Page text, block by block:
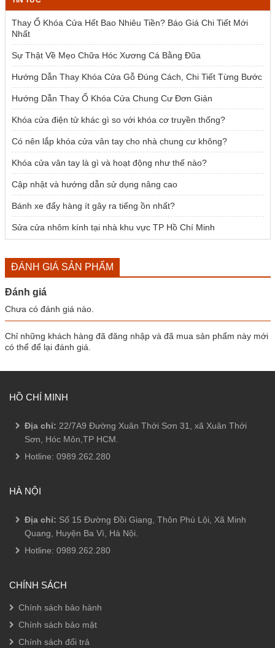
2.385.000 ₫.
1.954.000 ₫.
Thay Ổ Khóa Cửa Hết Bao Nhiêu Tiền? Báo Giá Chi Tiết Mới
Nhất
Sự Thật Về Mẹo Chữa Hóc Xương Cá Bằng Đũa
Hướng Dẫn Thay Khóa Cửa Gỗ Đúng Cách, Chi Tiết Từng Bước
Hướng Dẫn Thay Ổ Khóa Cửa Chung Cư Đơn Giản
Khóa cửa điện tử khác gì so với khóa cơ truyền thống?
Có nên lắp khóa cửa vân tay cho nhà chung cư không?
Khóa cửa vân tay là gì và hoạt động như thế nào?
Cập nhật và hướng dẫn sử dụng nâng cao
Bánh xe đẩy hàng ít gây ra tiếng ồn nhất?
Sửa cửa nhôm kính tại nhà khu vực TP Hồ Chí Minh
ĐÁNH GIÁ SẢN PHẨM
Đánh giá
Chưa có đánh giá nào.
Chỉ những khách hàng đã đăng nhập và đã mua sản phẩm này mới
có thể để lại đánh giá.
HỒ CHÍ MINH
Địa chỉ: 22/7A9 Đường Xuân Thới Sơn 31, xã Xuân Thới
Sơn, Hóc Môn,TP HCM.
Hotline: 0989.262.280
HÀ NỘI
Địa chỉ: Số 15 Đường Đồi Giang, Thôn Phú Lội, Xã Minh
Quang, Huyện Ba Vì, Hà Nội.
Hotline: 0989.262.280
CHÍNH SÁCH
Chính sách bảo hành
Chính sách bảo mật
Chính sách đổi trả